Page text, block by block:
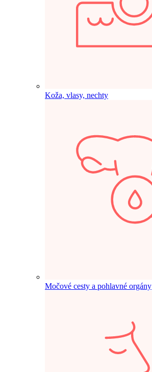
Koža, vlasy, nechty
Močové cesty a pohlavné orgány